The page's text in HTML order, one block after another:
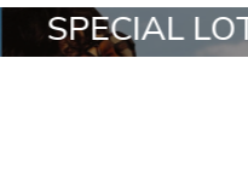
ALL IN A BOX